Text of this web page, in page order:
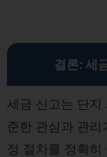
결론: 세
세금 신고는 단지
준한 관심과 관리
정 절차를 정확히